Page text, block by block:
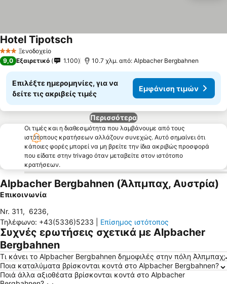
3 ΑστέριαΞενοδοχείο
Hotel Tipotsch
9,0 Εξαιρετικό 1.100 10.7 χλμ. από: Alpbacher Bergbahnen
Επιλέξτε ημερομηνίες, για να
δείτε τις ακριβείς τιμές
Εμφάνιση τιμών
Περισσότερα
Οι τιμές και η διαθεσιμότητα που λαμβάνουμε από τους
ιστότοπους κρατήσεων αλλάζουν συνεχώς. Αυτό σημαίνει ότι
κάποιες φορές μπορεί να μη βρείτε την ίδια ακριβώς προσφορά
που είδατε στην trivago όταν μεταβείτε στον ιστότοπο
κρατήσεων.
Alpbacher Bergbahnen (Άλπμπαχ, Αυστρία)
Επικοινωνία
Nr. 311, 6236,
Τηλέφωνο: +43(5336)5233 Επίσημος ιστότοπος
Συχνές ερωτήσεις σχετικά με Alpbacher
Bergbahnen
Τι κάνει το Alpbacher Bergbahnen δημοφιλές στην πόλη Άλπμπαχ;
Ποια καταλύματα βρίσκονται κοντά στο Alpbacher Bergbahnen?
Ποιά άλλα αξιοθέατα βρίσκονται κοντά στο Alpbacher